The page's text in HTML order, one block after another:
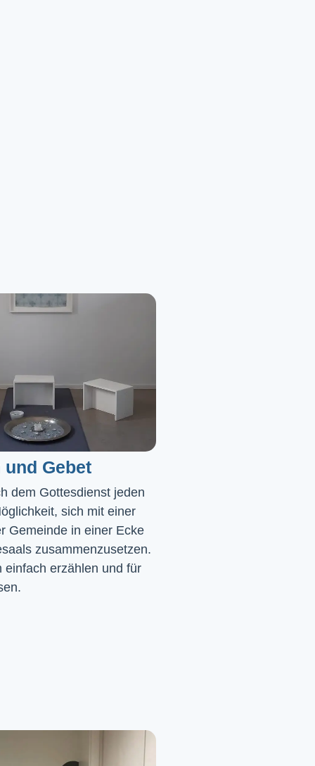
und Gebet
dem Gottesdienst jeden
sich mit einer
Gemeinde in einer Ecke
zusammenzusetzen.
einfach erzählen und für